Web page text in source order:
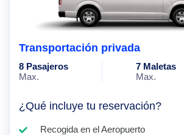
Transportación privada
8 Pasajeros
Max.
7 Maletas
Max.
¿Qué incluye tu reservación?
Recogida en el Aeropuerto